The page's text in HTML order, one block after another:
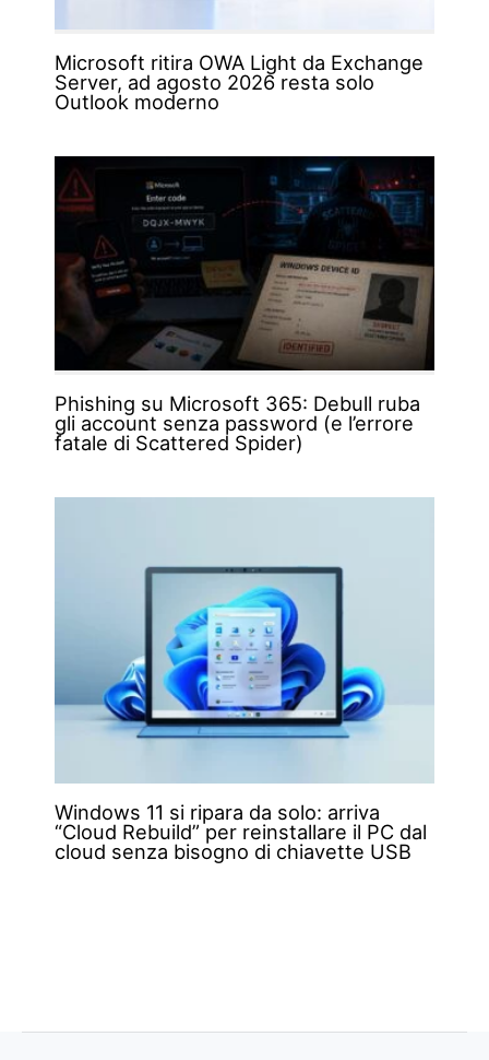
Microsoft ritira OWA Light da Exchange
Server, ad agosto 2026 resta solo
Outlook moderno
Phishing su Microsoft 365: Debull ruba
gli account senza password (e l’errore
fatale di Scattered Spider)
Windows 11 si ripara da solo: arriva
“Cloud Rebuild” per reinstallare il PC dal
cloud senza bisogno di chiavette USB